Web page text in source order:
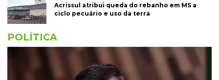
Acrissul atribui queda do rebanho em MS a
ciclo pecuário e uso da terra
POLÍTICA